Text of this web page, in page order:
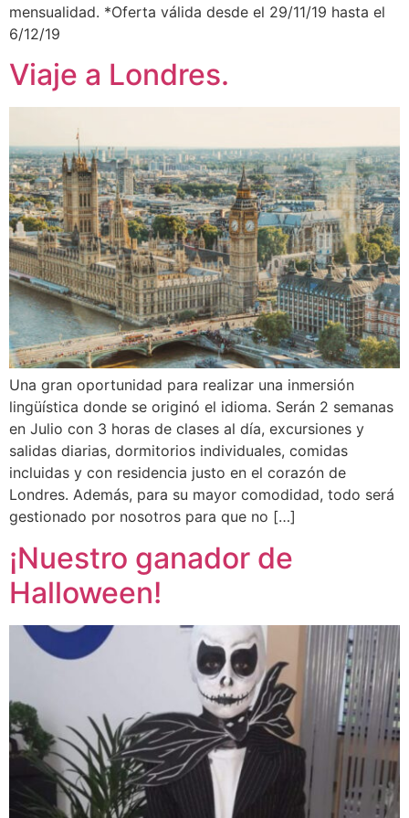
mensualidad. *Oferta válida desde el 29/11/19 hasta el
6/12/19
Viaje a Londres.
Una gran oportunidad para realizar una inmersión
lingüística donde se originó el idioma. Serán 2 semanas
en Julio con 3 horas de clases al día, excursiones y
salidas diarias, dormitorios individuales, comidas
incluidas y con residencia justo en el corazón de
Londres. Además, para su mayor comodidad, todo será
gestionado por nosotros para que no […]
¡Nuestro ganador de
Halloween!